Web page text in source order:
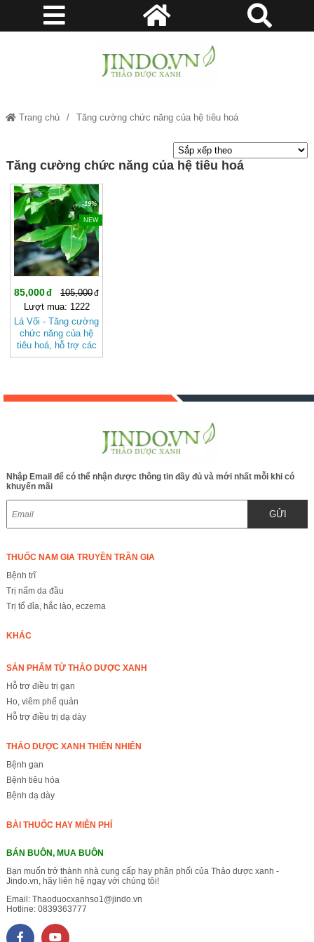
Trang chủ Tăng cường chức năng của hệ tiêu hoá
Tăng cường chức năng của hệ tiêu hoá
-19%
NEW
85,000
105,000
Lượt mua: 1222
Lá Vối - Tăng cường
chức năng của hệ
tiêu hoá, hỗ trợ các
bệnh về da, Thanh
Nhập Email để có thể nhận được thông tin đầy đủ và mới nhất mỗi khi có
khuyến mãi
GỬI
THUỐC NAM GIA TRUYỀN TRẦN GIA
Bệnh trĩ
Trị nấm da đầu
Trị tổ đỉa, hắc lào, eczema
KHÁC
SẢN PHẨM TỪ THẢO DƯỢC XANH
Hỗ trợ điều trị gan
Ho, viêm phế quản
Hỗ trợ điều trị dạ dày
THẢO DƯỢC XANH THIÊN NHIÊN
Bệnh gan
Bệnh tiêu hóa
Bệnh dạ dày
BÀI THUỐC HAY MIỄN PHÍ
BÁN BUÔN, MUA BUÔN
Bạn muốn trở thành nhà cung cấp hay phân phối của Thảo dược xanh -
Jindo.vn, hãy liên hệ ngay với chúng tôi!
Email: Thaoduocxanhso1@jindo.vn
Hotline: 0839363777